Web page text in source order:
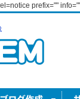
prefix=""